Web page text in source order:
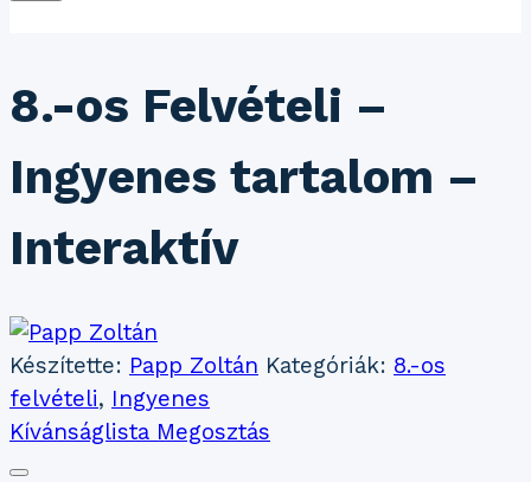
8.-os Felvételi –
Ingyenes tartalom –
Interaktív
Készítette: Papp Zoltán Kategóriák: 8.-os
felvételi, Ingyenes
Kívánságlista Megosztás